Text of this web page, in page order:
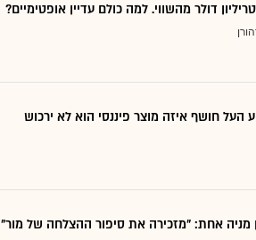
דולר מהשווי. למה כולם עדיין אופטימיים?
העל חושף איזה מוצר פיננסי הוא לא ירכוש
אחת: "מזכירה את סיפור ההצלחה של מור"